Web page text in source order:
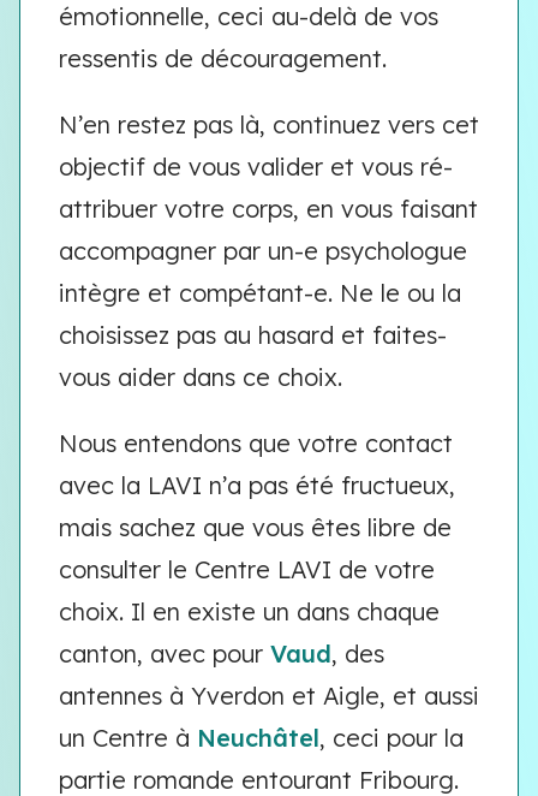
émotionnelle, ceci au-delà de vos
ressentis de découragement.
N’en restez pas là, continuez vers cet
objectif de vous valider et vous ré-
attribuer votre corps, en vous faisant
accompagner par un-e psychologue
intègre et compétant-e. Ne le ou la
choisissez pas au hasard et faites-
vous aider dans ce choix.
Nous entendons que votre contact
avec la LAVI n’a pas été fructueux,
mais sachez que vous êtes libre de
consulter le Centre LAVI de votre
choix. Il en existe un dans chaque
canton, avec pour Vaud, des
antennes à Yverdon et Aigle, et aussi
un Centre à Neuchâtel, ceci pour la
partie romande entourant Fribourg.